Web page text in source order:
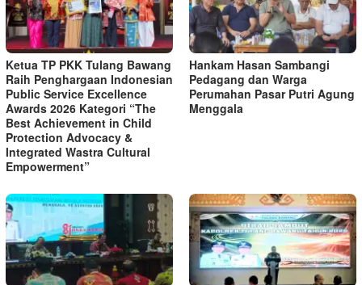
Ketua TP PKK Tulang Bawang
Raih Penghargaan Indonesian
Public Service Excellence
Awards 2026 Kategori “The
Best Achievement in Child
Protection Advocacy &
Integrated Wastra Cultural
Empowerment”
Hankam Hasan Sambangi
Pedagang dan Warga
Perumahan Pasar Putri Agung
Menggala